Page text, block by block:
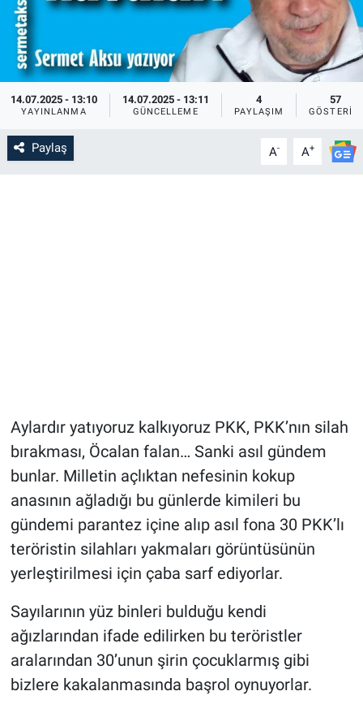
14.07.2025 - 13:10
YAYINLANMA
14.07.2025 - 13:11
GÜNCELLEME
4
PAYLAŞIM
57
GÖSTERIM
Paylaş A- A+
Aylardır yatıyoruz kalkıyoruz PKK, PKK’nın silah
bırakması, Öcalan falan… Sanki asıl gündem
bunlar. Milletin açlıktan nefesinin kokup
anasının ağladığı bu günlerde kimileri bu
gündemi parantez içine alıp asıl fona 30 PKK’lı
teröristin silahları yakmaları görüntüsünün
yerleştirilmesi için çaba sarf ediyorlar.
Sayılarının yüz binleri bulduğu kendi
ağızlarından ifade edilirken bu teröristler
aralarından 30’unun şirin çocuklarmış gibi
bizlere kakalanmasında başrol oynuyorlar.